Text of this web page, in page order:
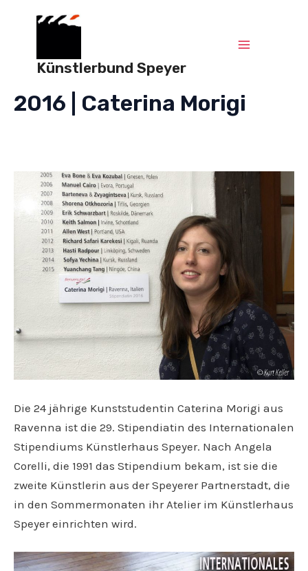
Künstlerbund Speyer
2016 | Caterina Morigi
Die 24 jährige Kunststudentin Caterina Morigi aus
Ravenna ist die 29. Stipendiatin des Internationalen
Stipendiums Künstlerhaus Speyer. Nach Angela
Corelli, die 1991 das Stipendium bekam, ist sie die
zweite Künstlerin aus der Speyerer Partnerstadt, die
in den Sommermonaten ihr Atelier im Künstlerhaus
Speyer einrichten wird.